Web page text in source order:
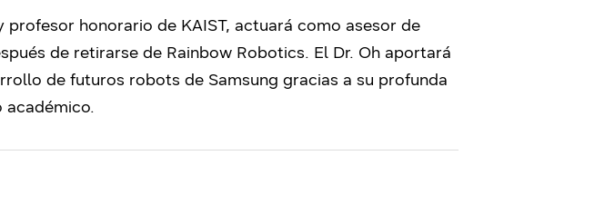
honorario de KAIST, actuará como asesor de
de retirarse de Rainbow Robotics. El Dr. Oh aportará
de futuros robots de Samsung gracias a su profunda
académico.